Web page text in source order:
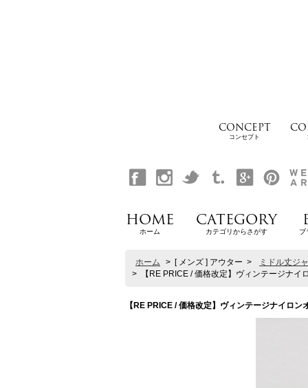
CONCEPT
コンセプト
HOME
ホーム
CATEGORY
カテゴリからさがす ブ
ホーム > [ メンズ ] アウター >
ミドル丈ジ
>
【RE PRICE / 価格改定】ヴィンテージナ
【RE PRICE / 価格改定】ヴィンテージナイロ